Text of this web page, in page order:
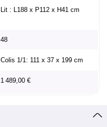
Lit : L188 x P112 x H41 cm
48
Colis 1/1: 111 x 37 x 199 cm
1 489,00 €